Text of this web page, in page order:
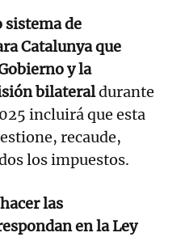
sistema de
Catalunya que
y la
bilateraldurante
incluirá que esta
recaude,
los impuestos.
las
en la Ley